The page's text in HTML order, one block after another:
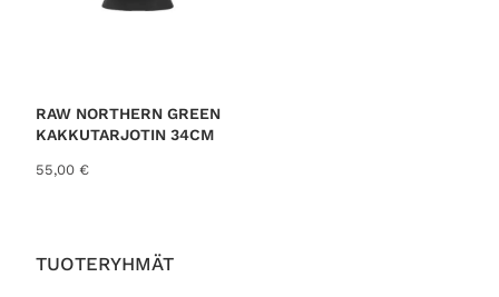
TUOTERYHMÄT
RAW NORTHERN GREEN
KAKKUTARJOTIN 34CM
55,00 €